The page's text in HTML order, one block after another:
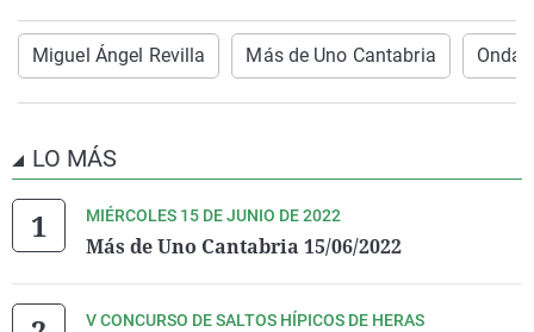
Miguel Ángel Revilla Más de Uno Cantabria Onda
LO MÁS
MIÉRCOLES 15 DE JUNIO DE 2022
Más de Uno Cantabria 15/06/2022
V CONCURSO DE SALTOS HÍPICOS DE HERAS